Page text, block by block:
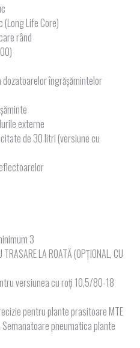
Life Core)
rând
dozatoarelor îngrășămintelor
externe
de 30 litri (versiune cu
3
LA ROATĂ (OPȚIONAL, CU
versiunea cu roți 10,5/80-18